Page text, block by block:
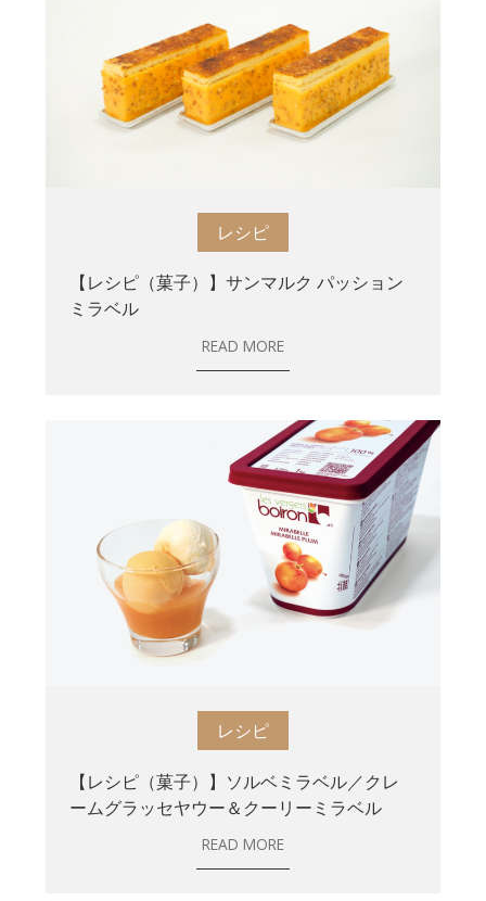
レシピ
【レシピ（菓子）】サンマルク パッション
ミラベル
READ MORE
レシピ
【レシピ（菓子）】ソルベミラベル／クレ
ームグラッセヤウー＆クーリーミラベル
READ MORE